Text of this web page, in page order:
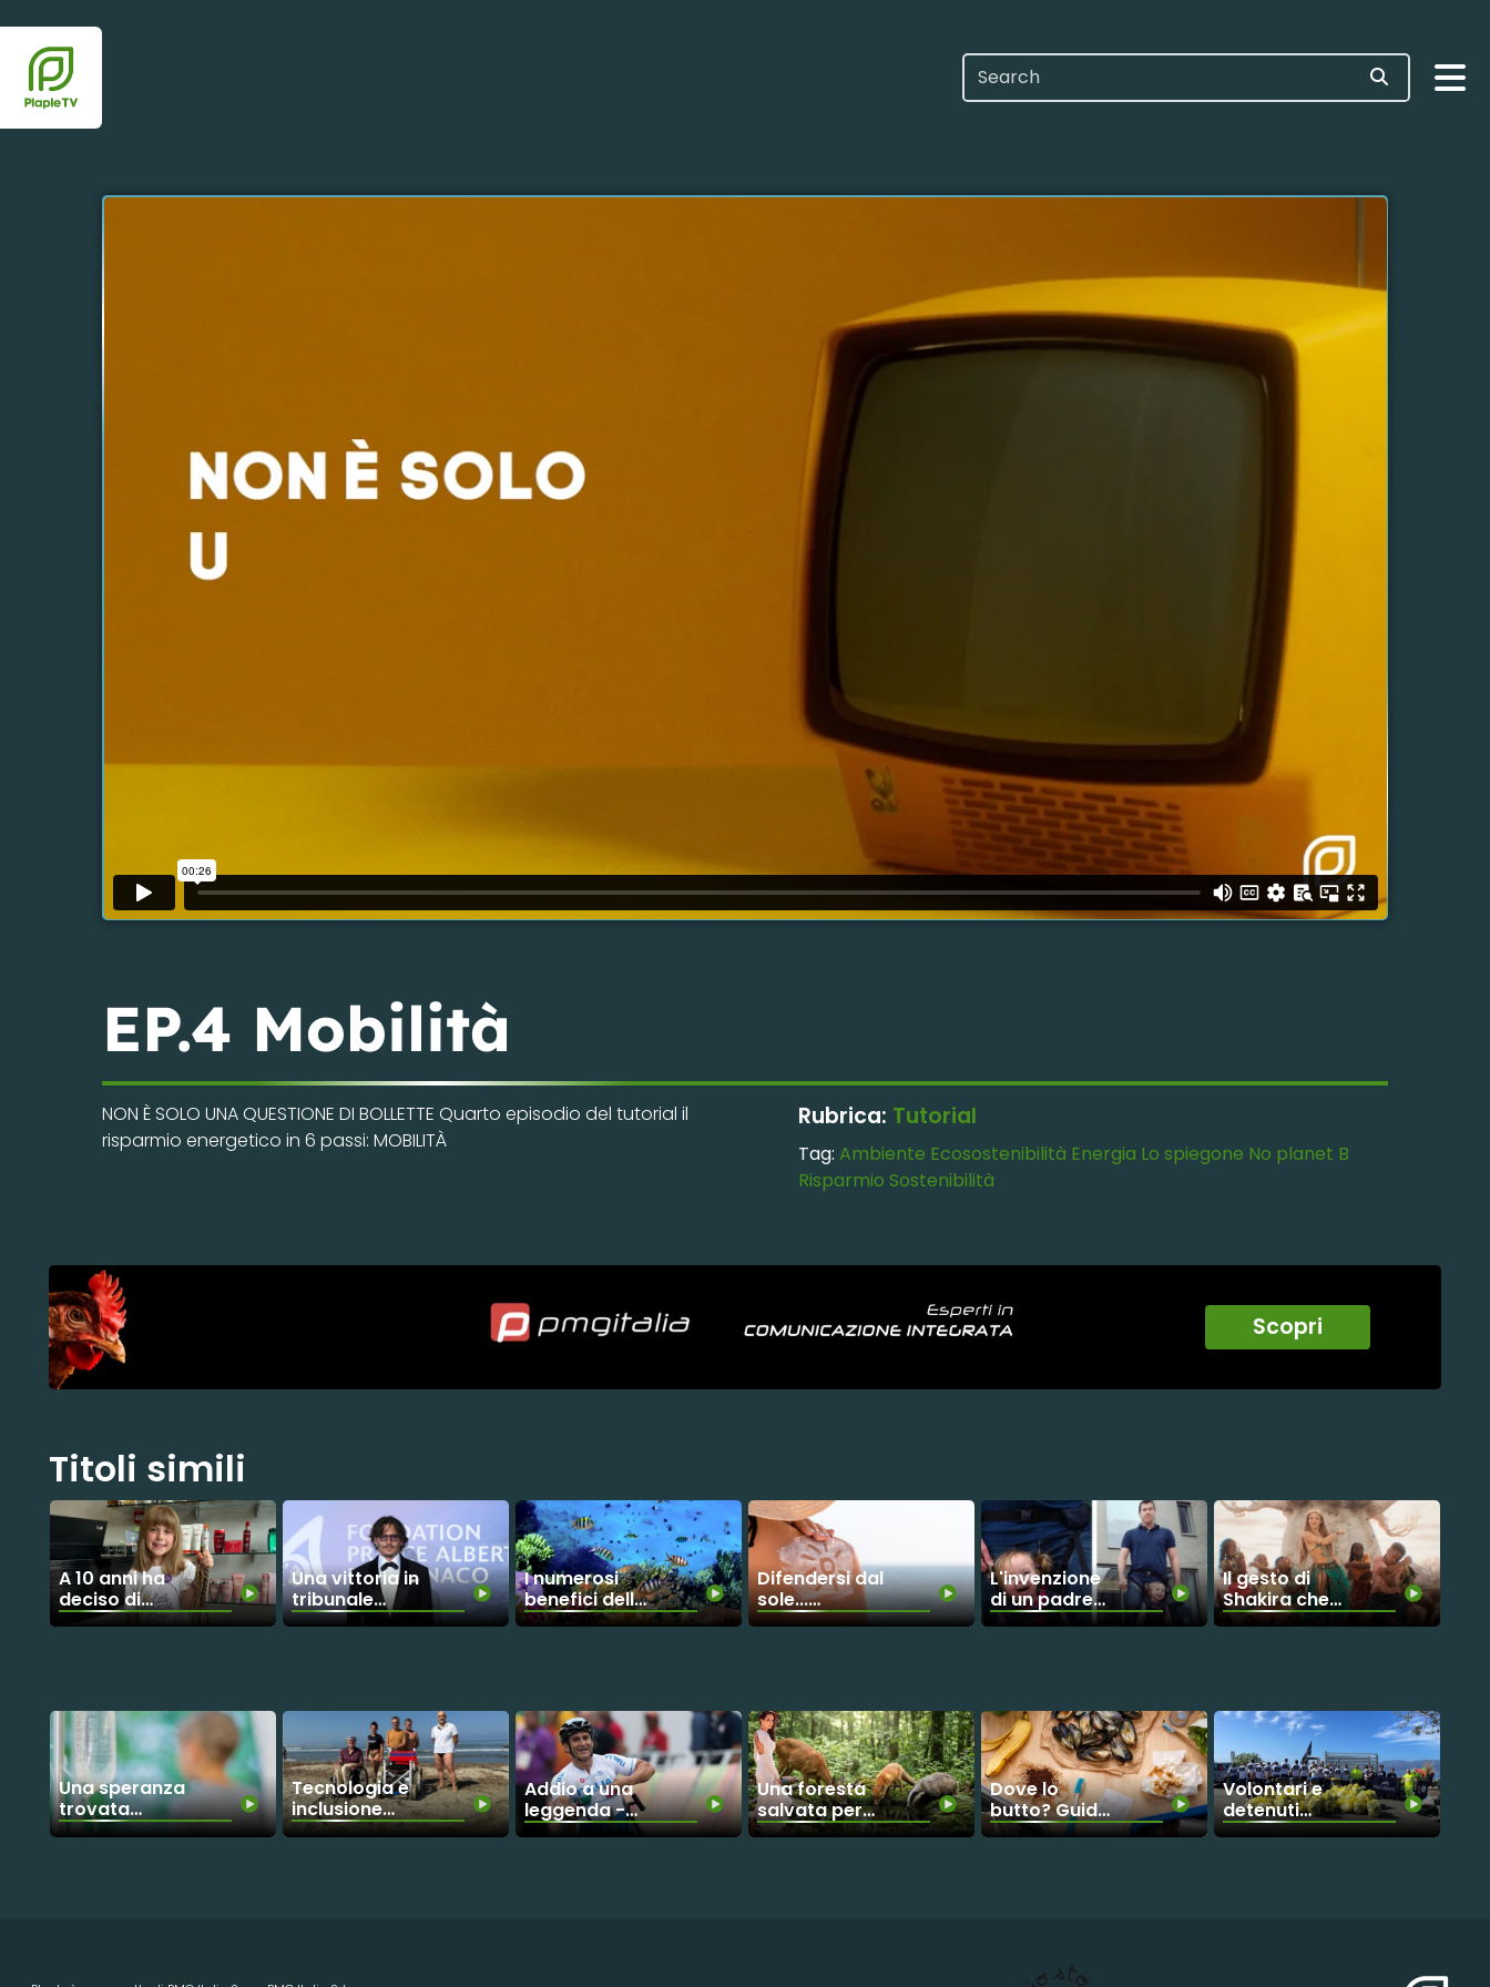
EP.4 Mobilità
NON È SOLO UNA QUESTIONE DI BOLLETTE Quarto episodio del tutorial il
risparmio energetico in 6 passi: MOBILITÀ
Rubrica: Tutorial
Tag: Ambiente Ecosostenibilità Energia Lo spiegone No planet B
Risparmio Sostenibilità
Scopri
Titoli simili
A 10 anni ha
deciso di
regalare un
Una vittoria in
tribunale
diventata un
I numerosi
benefici delle
barriere
Difendersi dal
sole...
naturalmente!
L'invenzione
di un padre
per far
Il gesto di
Shakira che
sta
Una speranza
trovata
grazie alla
Tecnologia e
inclusione
viaggiano
Addio a una
leggenda -
Alex Zanardi,
Una foresta
salvata per
chi non ha
Dove lo
butto? Guida
ai rifiuti
Volontari e
detenuti
insieme per